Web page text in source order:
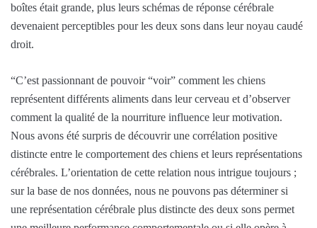
boîtes était grande, plus leurs schémas de réponse cérébrale
devenaient perceptibles pour les deux sons dans leur noyau caudé
droit.
“C’est passionnant de pouvoir “voir” comment les chiens
représentent différents aliments dans leur cerveau et d’observer
comment la qualité de la nourriture influence leur motivation.
Nous avons été surpris de découvrir une corrélation positive
distincte entre le comportement des chiens et leurs représentations
cérébrales. L’orientation de cette relation nous intrigue toujours ;
sur la base de nos données, nous ne pouvons pas déterminer si
une représentation cérébrale plus distincte des deux sons permet